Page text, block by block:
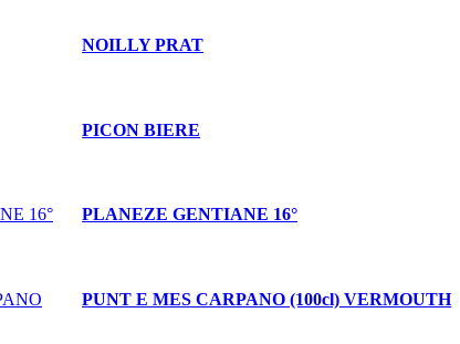
NOILLY PRAT
PICON BIERE
PLANEZE GENTIANE 16°
PUNT E MES CARPANO (100cl) VERMOUTH